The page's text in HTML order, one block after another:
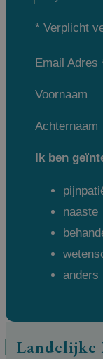
* Verplicht
Email Adres
Voornaam
Achternaam
Ik ben
naaste
anders
Landelijke